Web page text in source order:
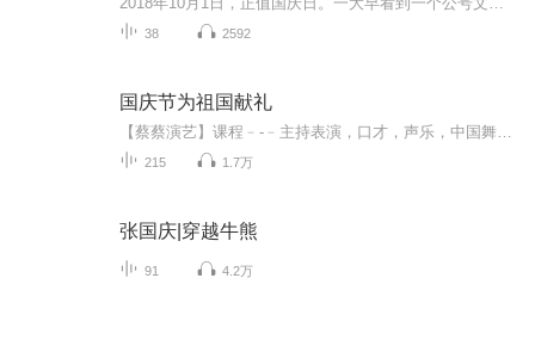
38 2592
国庆节为祖国献礼
215 1.7万
张国庆|穿越牛熊
91 4.2万